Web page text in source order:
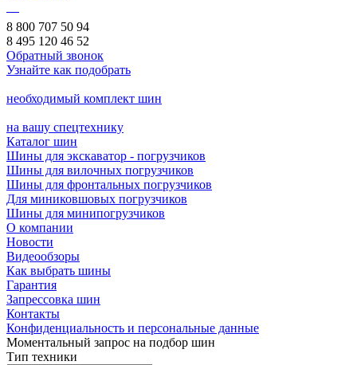
8 800 707 50 94
8 495 120 46 52
Обратный звонок
Узнайте как подобрать
необходимый комплект шин
на вашу спецтехнику
Каталог шин
Шины для экскаватор - погрузчиков
Шины для вилочных погрузчиков
Шины для фронтальных погрузчиков
Для миниковшовых погрузчиков
Шины для минипогрузчиков
О компании
Новости
Видеообзоры
Как выбрать шины
Гарантия
Запрессовка шин
Контакты
Конфиденциальность и персональные данные
Моментальный запрос на подбор шин
Тип техники